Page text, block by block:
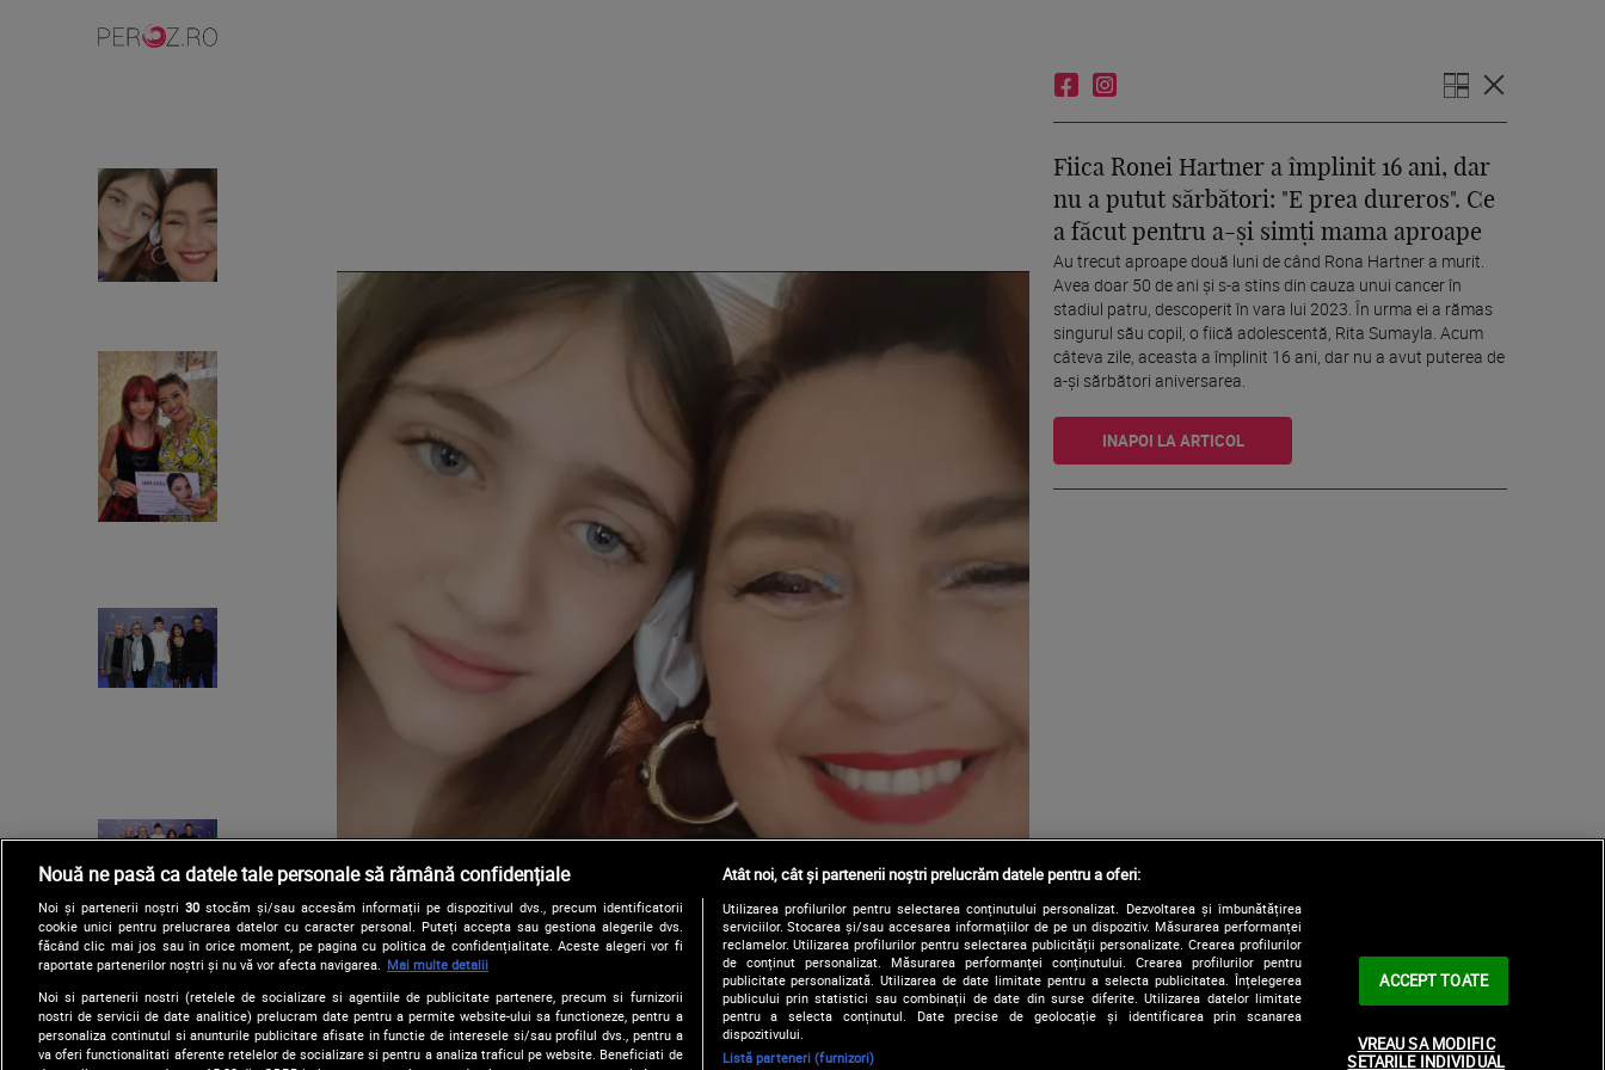
Fiica Ronei Hartner a împlinit 16 ani, dar
nu a putut sărbători: "E prea dureros". Ce
a făcut pentru a-și simți mama aproape
Au trecut aproape două luni de când Rona Hartner a murit.
Avea doar 50 de ani și s-a stins din cauza unui cancer în
stadiul patru, descoperit în vara lui 2023. În urma ei a rămas
singurul său copil, o fiică adolescentă, Rita Sumayla. Acum
câteva zile, aceasta a împlinit 16 ani, dar nu a avut puterea de
a-și sărbători aniversarea.
Nouă ne pasă ca datele tale personale să rămână confidențiale
Noi și partenerii noștri 30stocăm și/sau accesăm informații pe dispozitivul dvs., precum identificatorii
cookie unici pentru prelucrarea datelor cu caracter personal. Puteți accepta sau gestiona alegerile dvs.
făcând clic mai jos sau în orice moment, pe pagina cu politica de confidențialitate. Aceste alegeri vor fi
raportate partenerilor noștri și nu vă vor afecta navigarea. Mai multe detalii
Noi si partenerii nostri (retelele de socializare si agentiile de publicitate partenere, precum si furnizorii
nostri de servicii de date analitice) prelucram date pentru a permite website-ului sa functioneze, pentru a
personaliza continutul si anunturile publicitare afisate in functie de interesele si/sau profilul dvs., pentru a
va oferi functionalitati aferente retelelor de socializare si pentru a analiza traficul pe website. Beneficiati de
Atât noi, cât și partenerii noștri prelucrăm datele pentru a oferi:
Utilizarea profilurilor pentru selectarea conținutului personalizat. Dezvoltarea și îmbunătățirea
serviciilor. Stocarea și/sau accesarea informațiilor de pe un dispozitiv. Măsurarea performanței
reclamelor. Utilizarea profilurilor pentru selectarea publicității personalizate. Crearea profilurilor
de conținut personalizat. Măsurarea performanței conținutului. Crearea profilurilor pentru
publicitate personalizată. Utilizarea de date limitate pentru a selecta publicitatea. Înțelegerea
publicului prin statistici sau combinații de date din surse diferite. Utilizarea datelor limitate
pentru a selecta conținutul. Date precise de geolocație și identificarea prin scanarea
dispozitivului.
Listă parteneri (furnizori)
ACCEPT TOATE
VREAU SA MODIFIC
SETARILE INDIVIDUAL